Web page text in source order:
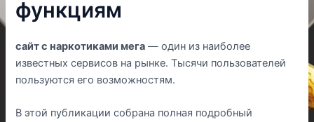
функциям
сайт с наркотиками мега — один из наиболее
известных сервисов на рынке. Тысячи пользователей
пользуются его возможностям.
В этой публикации собрана полная подробный